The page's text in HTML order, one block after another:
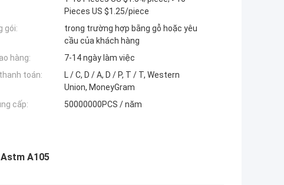
Pieces US $1.25/piece
gói:
trong trường hợp bằng gỗ hoặc yêu
cầu của khách hàng
hàng:
7-14 ngày làm việc
toán:
L / C, D / A, D / P, T / T, Western
Union, MoneyGram
cấp:
50000000PCS / năm
A105